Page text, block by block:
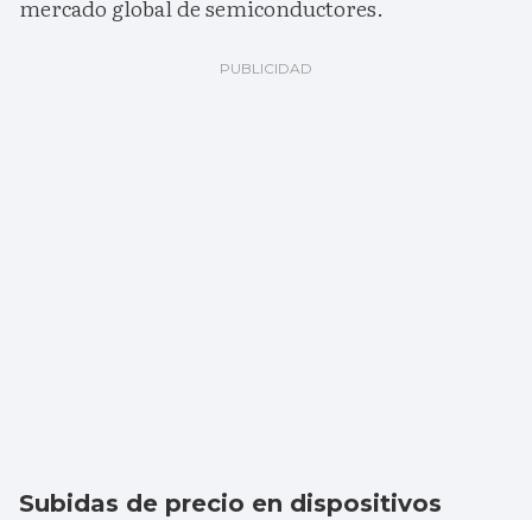
mercado global de semiconductores.
Subidas de precio en dispositivos